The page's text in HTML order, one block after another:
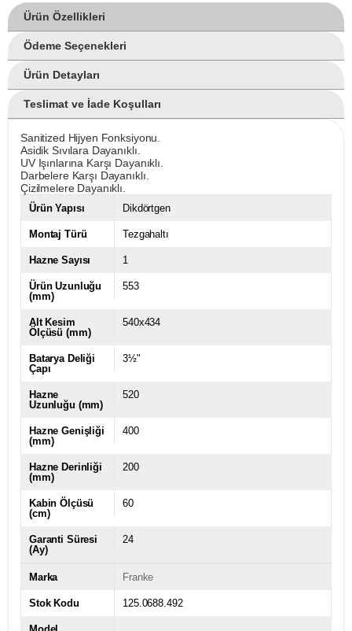
Ürün Özellikleri
Ödeme Seçenekleri
Ürün Detayları
Teslimat ve İade Koşulları
Sanitized Hijyen Fonksiyonu.
Asidik Sıvılara Dayanıklı.
UV Işınlarına Karşı Dayanıklı.
Darbelere Karşı Dayanıklı.
Çizilmelere Dayanıklı.
Ürün Yapısı Dikdörtgen
Montaj Türü Tezgahaltı
Hazne Sayısı 1
Ürün Uzunluğu
(mm)
553
Alt Kesim
Ölçüsü (mm)
540x434
Batarya Deliği
Çapı
3½"
Hazne
Uzunluğu (mm)
520
Hazne Genişliği
(mm)
400
Hazne Derinliği
(mm)
200
Kabin Ölçüsü
(cm)
60
Garanti Süresi
(Ay)
24
Marka Franke
Stok Kodu 125.0688.492